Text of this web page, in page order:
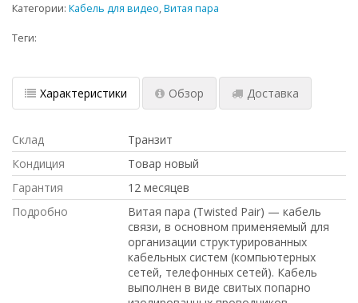
Категории: Кабель для видео,Витая пара
Теги:
Характеристики Обзор Доставка
Склад
Транзит
Кондиция
Товар новый
Гарантия
12 месяцев
Подробно
Витая пара (Twisted Pair) — кабель
связи, в основном применяемый для
организации структурированных
кабельных систем (компьютерных
сетей, телефонных сетей). Кабель
выполнен в виде свитых попарно